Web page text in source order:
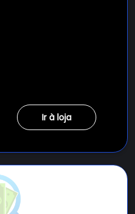
Ir à loja